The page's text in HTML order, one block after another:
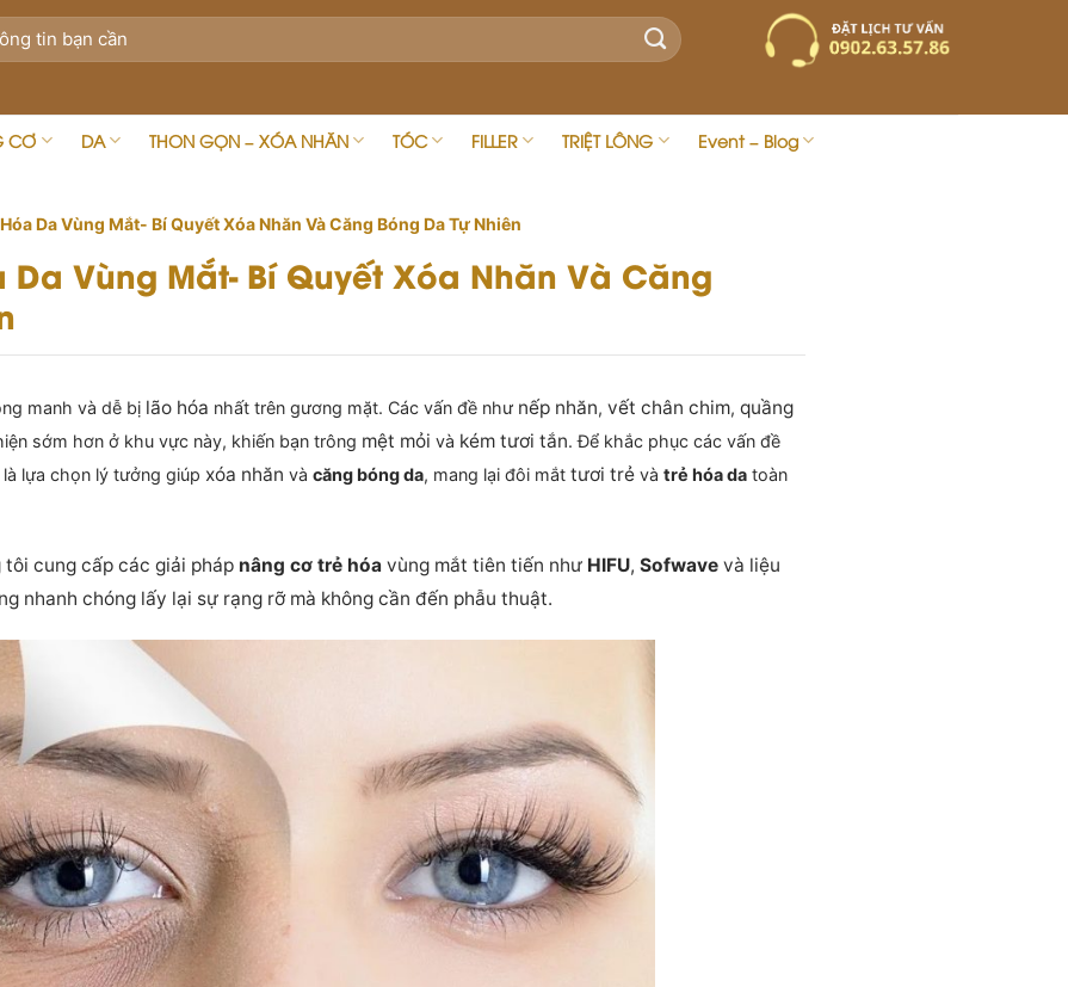
CƠ DA THON GỌN – XÓA NHĂN TÓC FILLER TRIỆT LÔNG Event – Blog
Da Vùng Mắt- Bí Quyết Xóa Nhăn Và Căng Bóng Da Tự Nhiên
Da Vùng Mắt- Bí Quyết Xóa Nhăn Và Căng
manh và dễ bị lão hóa nhất trên gương mặt. Các vấn đề như nếp nhăn,vết chân chim,quầng
sớm hơn ở khu vực này, khiến bạn trông mệt mỏi và kém tươi tắn. Để khắc phục các vấn đề
là lựa chọn lý tưởng giúp xóa nhăn vàcăng bóng da, mang lại đôi mắttươi trẻ vàtrẻ hóa da toàn
tôi cung cấp các giải pháp nâng cơ trẻ hóa vùng mắt tiên tiến như HIFU,Sofwave và liệu
nhanh chóng lấy lại sự rạng rỡ mà không cần đến phẫu thuật.